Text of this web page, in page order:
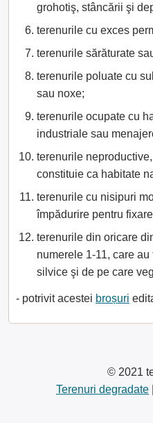
grohotiş, stâncării şi
terenurile cu exces
terenurile sărăturate
terenurile poluate cu
sau noxe;
terenurile ocupate cu
industriale sau
terenurile
constituie ca habitate
terenurile cu nisipuri
împădurire pentru
terenurile din oricare
numerele 1-11, care
silvice şi de pe care
- potrivit acestei broșuri
© 2021
Terenuri degradate